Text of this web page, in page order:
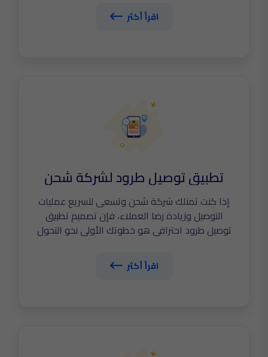
الرقمي. في The Tailors نساعدك على تطوير تطبيق
متكامل يتيح للمستخدمين حجز المواعيد البيطرية،
اقرأ أكثر
تطبيق توصيل طرود لشركة شحن
وتوصيل
إذا كنت تمتلك شركة شحن وتسعى لتسريع عمليات
التوصيل وزيادة رضا العملاء، فإن تصميم تطبيق
توصيل طرود احترافي هو خطوتك الأولى نحو التحول
ذكي يربط السائقين والإدارة والعملاء في نظام
واحد لتتبع الشحنات، وجدولة الاستلام والتسليم،
اقرأ أكثر